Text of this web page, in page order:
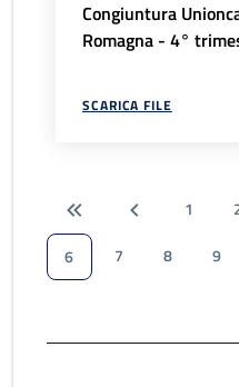
Congiuntura
Romagna - 4°
SCARICA FILE
1
6
7 8 9